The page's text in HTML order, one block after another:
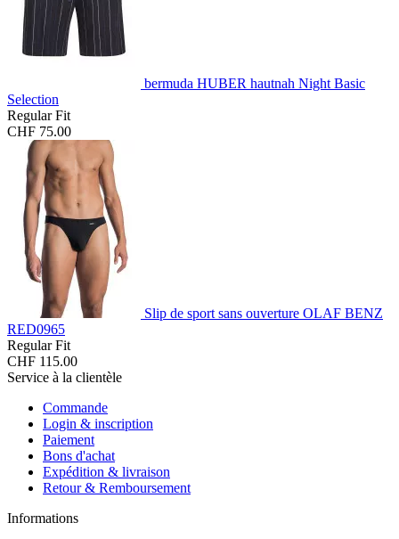
bermuda HUBER hautnah Night Basic
Selection
Regular Fit
CHF 75.00
Slip de sport sans ouverture OLAF BENZ
RED0965
Regular Fit
CHF 115.00
Service à la clientèle
Commande
Login & inscription
Paiement
Bons d'achat
Expédition & livraison
Retour & Remboursement
Informations